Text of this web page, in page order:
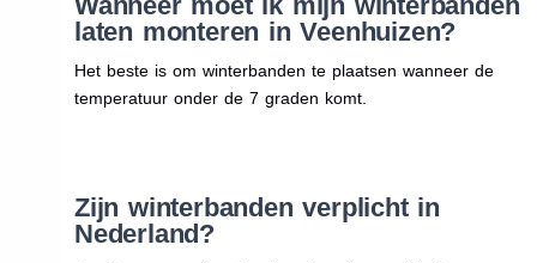
laten monteren in Veenhuizen?
Het beste is om winterbanden te plaatsen wanneer de
temperatuur onder de 7 graden komt.
Zijn winterbanden verplicht in
Nederland?